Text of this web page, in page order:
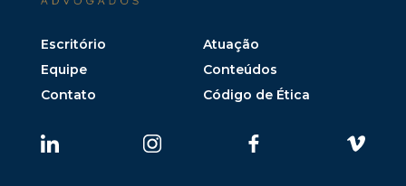
Escritório
Atuação
Equipe
Conteúdos
Contato
Código de Ética